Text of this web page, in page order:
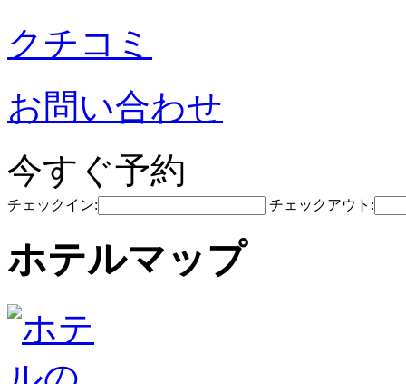
クチコミ
お問い合わせ
今すぐ予約
チェックイン: チェックアウト:
ホテルマップ